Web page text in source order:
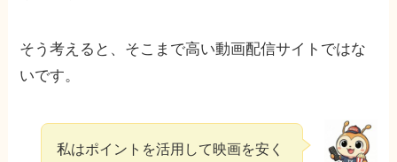
そう考えると、そこまで高い動画配信サイトではな
いです。
私はポイントを活用して映画を安く